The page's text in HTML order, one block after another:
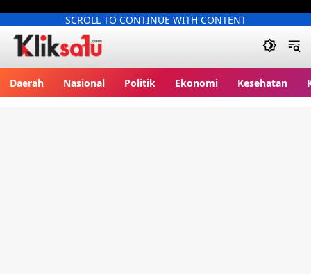
SCROLL TO CONTINUE WITH CONTENT
Daerah Nasional Politik Ekonomi Kesehatan